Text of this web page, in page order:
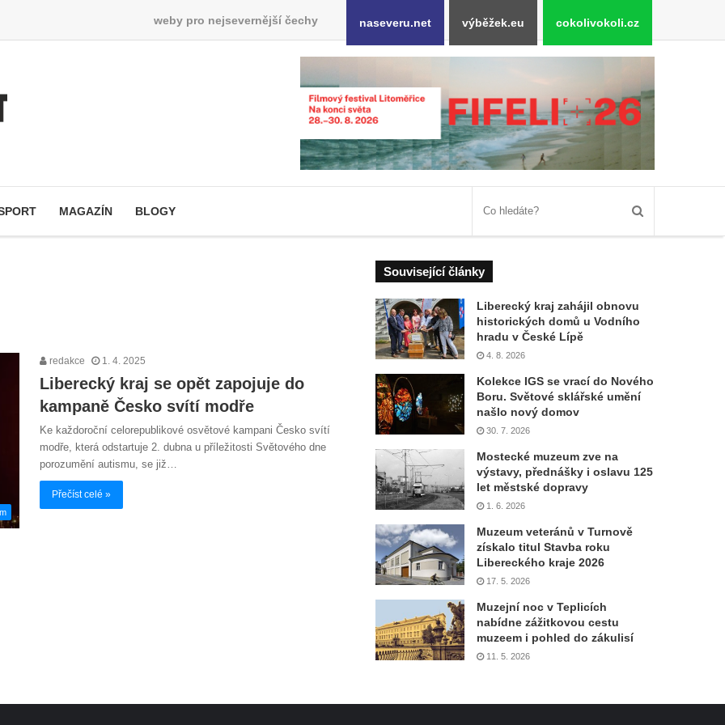
weby pro nejsevernější čechy naseveru.net výběžek.eu cokolivokoli.cz
MAGAZÍN BLOGY
redakce 1. 4. 2025
Liberecký kraj se opět zapojuje do
kampaně Česko svítí modře
Ke každoroční celorepublikové osvětové kampani Česko svítí
modře, která odstartuje 2. dubna u příležitosti Světového dne
porozumění autismu, se již…
Přečíst celé »
Související články
Liberecký kraj zahájil obnovu
historických domů u Vodního
hradu v České Lípě
4. 8. 2026
Kolekce IGS se vrací do Nového
Boru. Světové sklářské umění
našlo nový domov
30. 7. 2026
Mostecké muzeum zve na
výstavy, přednášky i oslavu 125
let městské dopravy
1. 6. 2026
Muzeum veteránů v Turnově
získalo titul Stavba roku
Libereckého kraje 2026
17. 5. 2026
Muzejní noc v Teplicích
nabídne zážitkovou cestu
muzeem i pohled do zákulisí
11. 5. 2026